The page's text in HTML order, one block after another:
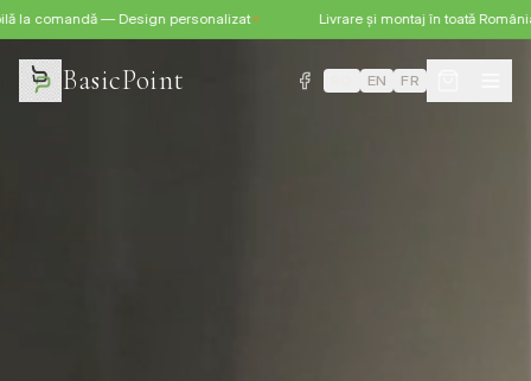
la comandă — Design personalizat✦ Livrare și montaj în toată România
BasicPoint EN FR